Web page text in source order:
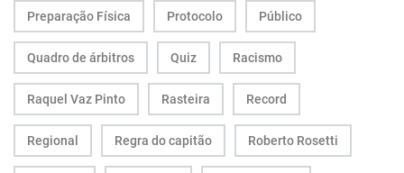
Preparação Física Protocolo Público
Quadro de árbitros Quiz Racismo
Raquel Vaz Pinto Rasteira Record
Regional Regra do capitão Roberto Rosetti